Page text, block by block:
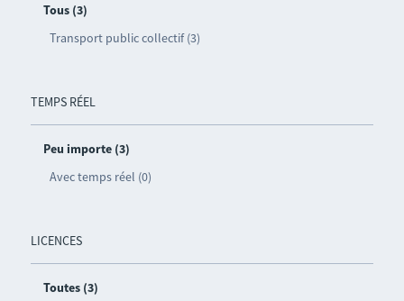
Tous (3)
Transport public collectif (3)
TEMPS RÉEL
Peu importe (3)
Avec temps réel (0)
LICENCES
Toutes (3)